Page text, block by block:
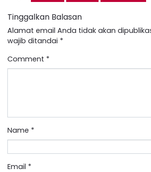
Tinggalkan Balasan
Alamat email Anda tidak akan
wajib ditandai *
Comment *
Name *
Email *